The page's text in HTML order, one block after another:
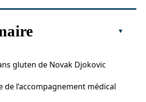
gluten de Novak Djokovic
de l’accompagnement médical